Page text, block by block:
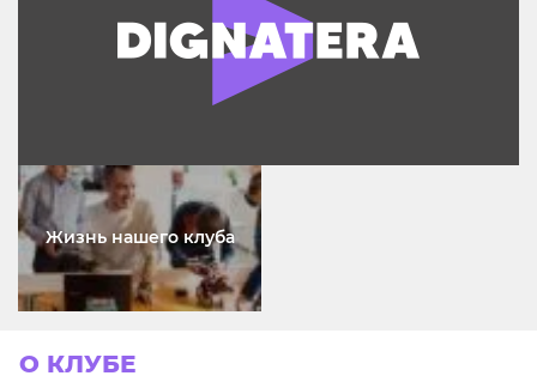
Жизнь нашего клуба
О КЛУБЕ